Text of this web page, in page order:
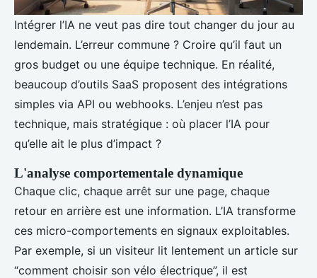
Intégrer l’IA ne veut pas dire tout changer du jour au
lendemain. L’erreur commune ? Croire qu’il faut un
gros budget ou une équipe technique. En réalité,
beaucoup d’outils SaaS proposent des intégrations
simples via API ou webhooks. L’enjeu n’est pas
technique, mais stratégique : où placer l’IA pour
qu’elle ait le plus d’impact ?
L'analyse comportementale dynamique
Chaque clic, chaque arrêt sur une page, chaque
retour en arrière est une information. L’IA transforme
ces micro-comportements en signaux exploitables.
Par exemple, si un visiteur lit lentement un article sur
“comment choisir son vélo électrique”, il est